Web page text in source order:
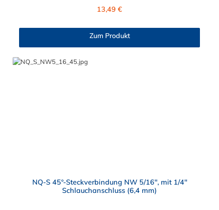
13,0 mm verbunden werden. Im Inneren des Steckverbinder
verschiedenen Materialien: FKM FVMQ Die Serie
Steckverbindung hat einen Winkel von 90°.
Regulärer Preis:
13,49 €
Zum Produkt
NQ-S 45°-Steckverbindung NW 5/16", mit 1/4"
Schlauchanschluss (6,4 mm)